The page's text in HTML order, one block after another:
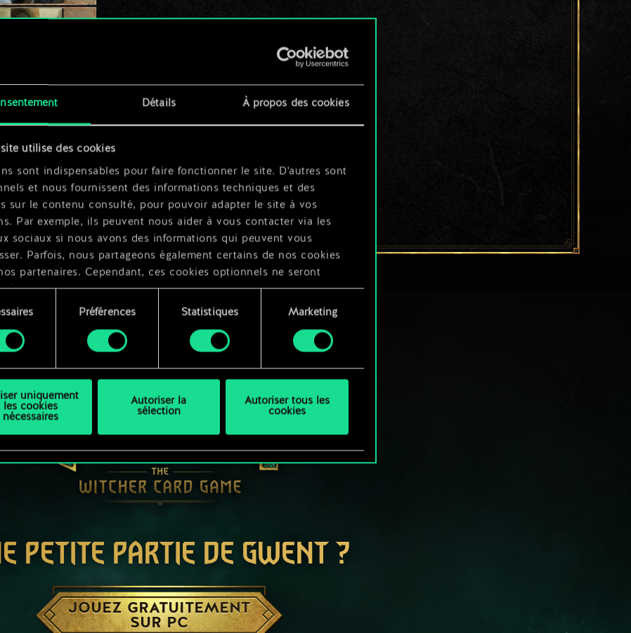
Détails À propos des cookies
utilise des cookies
sont indispensables pour faire fonctionner le site. D'autres sont
et nous fournissent des informations techniques et des
sur le contenu consulté, pour pouvoir adapter le site à vos
Par exemple, ils peuvent nous aider à vous contacter via les
sociaux si nous avons des informations qui peuvent vous
Parfois, nous partageons également certains de nos cookies
partenaires. Cependant, ces cookies optionnels ne seront
qu'avec votre permission.
vos préférences dans le menu "Paramètres" ci-dessous.
Préférences Statistiques Marketing
uniquement
les cookies
nécessaires
Autoriser la
sélection
Autoriser tous les
cookies
x2
PETITE PARTIE DE GWENT ?
JOUEZ GRATUITEMENT
SUR PC